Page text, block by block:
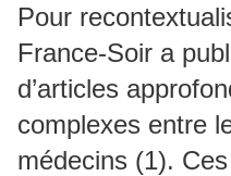
Pour
France-Soir a
d’articles
complexes entre
médecins (1).